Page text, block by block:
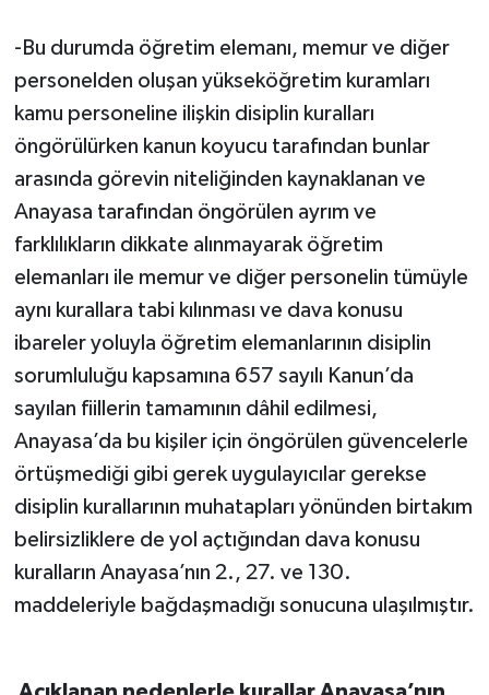
-Bu durumda öğretim elemanı, memur ve diğer
personelden oluşan yükseköğretim kuramları
kamu personeline ilişkin disiplin kuralları
öngörülürken kanun koyucu tarafından bunlar
arasında görevin niteliğinden kaynaklanan ve
Anayasa tarafından öngörülen ayrım ve
farklılıkların dikkate alınmayarak öğretim
elemanları ile memur ve diğer personelin tümüyle
aynı kurallara tabi kılınması ve dava konusu
ibareler yoluyla öğretim elemanlarının disiplin
sorumluluğu kapsamına 657 sayılı Kanun’da
sayılan fiillerin tamamının dâhil edilmesi,
Anayasa’da bu kişiler için öngörülen güvencelerle
örtüşmediği gibi gerek uygulayıcılar gerekse
disiplin kurallarının muhatapları yönünden birtakım
belirsizliklere de yol açtığından dava konusu
kuralların Anayasa’nın 2., 27. ve 130.
maddeleriyle bağdaşmadığı sonucuna ulaşılmıştır.